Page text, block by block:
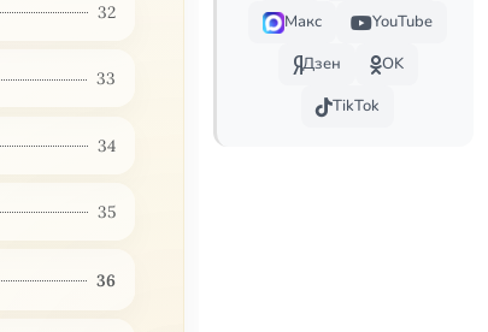
32
33
34
35
36
Макс
YouTube
Дзен
OK
TikTok